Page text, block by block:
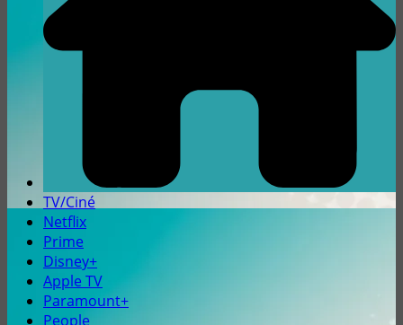
TV/Ciné
Netflix
Prime
Disney+
Apple TV
Paramount+
People